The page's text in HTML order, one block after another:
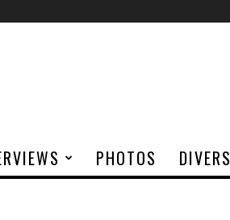
PHOTOS DIVERS